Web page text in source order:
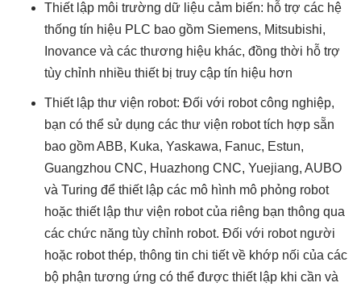
Thiết lập môi trường dữ liệu cảm biến: hỗ trợ các hệ
thống tín hiệu PLC bao gồm Siemens, Mitsubishi,
Inovance và các thương hiệu khác, đồng thời hỗ trợ
tùy chỉnh nhiều thiết bị truy cập tín hiệu hơn
Thiết lập thư viện robot: Đối với robot công nghiệp,
bạn có thể sử dụng các thư viện robot tích hợp sẵn
bao gồm ABB, Kuka, Yaskawa, Fanuc, Estun,
Guangzhou CNC, Huazhong CNC, Yuejiang, AUBO
và Turing để thiết lập các mô hình mô phỏng robot
hoặc thiết lập thư viện robot của riêng bạn thông qua
các chức năng tùy chỉnh robot. Đối với robot người
hoặc robot thép, thông tin chi tiết về khớp nối của các
bộ phận tương ứng có thể được thiết lập khi cần và